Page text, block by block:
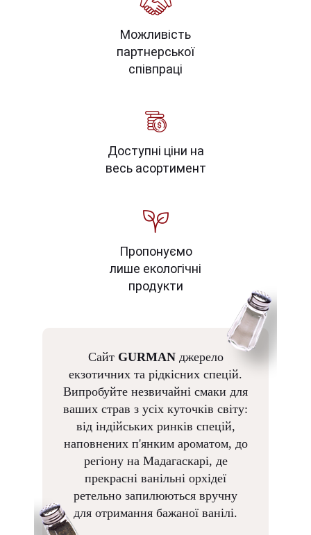
Можливість
партнерської
співпраці
Доступні ціни на
весь асортимент
Пропонуємо
лише екологічні
продукти
Сайт GURMANджерело
екзотичних та рідкісних спецій.
Випробуйте незвичайні смаки для
ваших страв з усіх куточків світу:
від індійських ринків спецій,
наповнених п'янким ароматом, до
регіону на Мадагаскарі, де
прекрасні ванільні орхідеї
ретельно запилюються вручну
для отримання бажаної ванілі.